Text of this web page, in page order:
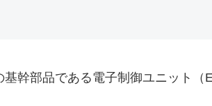
幹部品である電子制御ユニット（